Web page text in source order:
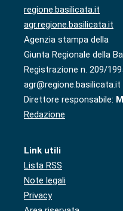
regione.basilicata.it
agr.regione.basilicata.it
Agenzia stampa della
Giunta Regionale della
Registrazione n. 209/
agr@regione.basilicata.it
Direttore responsabile:
Redazione
Link utili
Lista RSS
Note legali
Privacy